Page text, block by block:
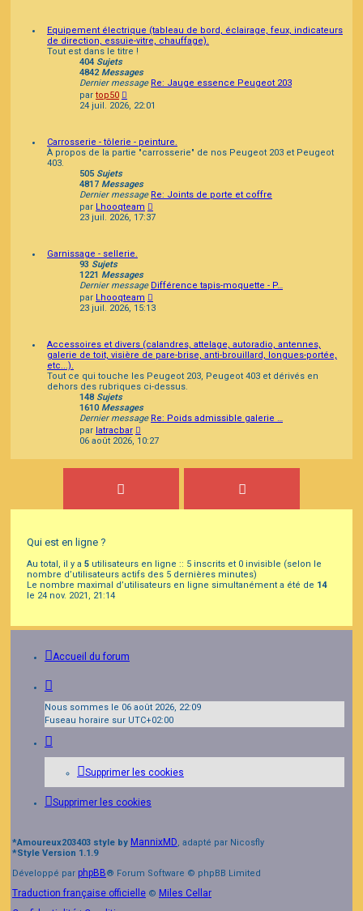
Equipement électrique (tableau de bord, éclairage, feux, indicateurs
de direction, essuie-vitre, chauffage).
Tout est dans le titre !
404 Sujets
4842Messages
Dernier message Re: Jauge essence Peugeot 203
par top50
le
dernier
24 juil. 2026, 22:01
Carrosserie - tôlerie - peinture.
À propos de la partie "carrosserie" de nos Peugeot 203 et Peugeot
403.
505 Sujets
4817 Messages
Dernier message Re: Joints de porte et coffre
par Lhooqteam
le
23 juil. 2026, 17:37
Garnissage - sellerie.
93 Sujets
1221 Messages
Dernier message Différence tapis-moquette - P…
par Lhooqteam
le
23 juil. 2026, 15:13
Accessoires et divers (calandres, attelage, autoradio, antennes,
galerie de toit, visière de pare-brise, anti-brouillard, longues-portée,
etc...).
Tout ce qui touche les Peugeot 203, Peugeot 403 et dérivés en
dehors des rubriques ci-dessus.
148 Sujets
1610Messages
Dernier message Re: Poids admissible galerie …
par latracbar
le
message
06 août 2026, 10:27
Qui est en ligne ?
Au total, il y a 5 utilisateurs en ligne :: 5 inscrits et 0 invisible (selon le
nombre d’utilisateurs actifs des 5 dernières minutes)
Le nombre maximal d’utilisateurs en ligne simultanément a été de 14
le 24 nov. 2021, 21:14
Accueil du forum
Nous sommes le 06 août 2026, 22:09
Fuseau horaire sur UTC+02:00
Supprimer les cookies
Supprimer les cookies
*Amoureux203403 style by MannixMD, adapté par Nicosfly
*Style Version 1.1.9
Développé par phpBB® Forum Software © phpBB Limited
Traduction française officielle © Miles Cellar